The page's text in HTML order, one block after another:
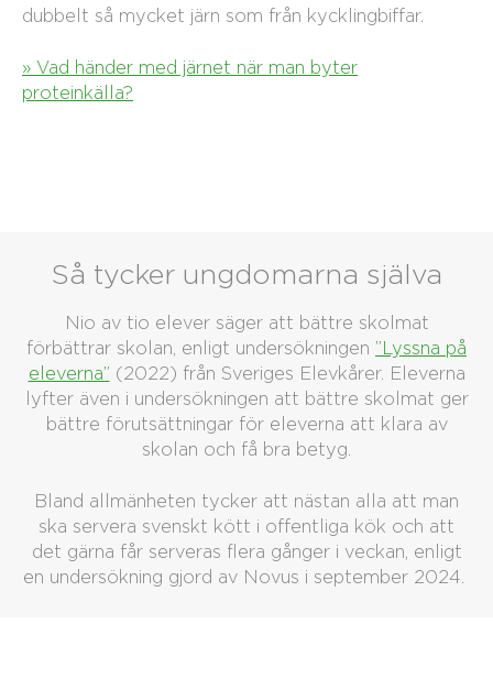
dubbelt så mycket järn som från kycklingbiffar.
» Vad händer med järnet när man byter
proteinkälla?
Så tycker ungdomarna själva
Nio av tio elever säger att bättre skolmat
förbättrar skolan, enligt undersökningen ”Lyssna på
eleverna” (2022) från Sveriges Elevkårer. Eleverna
lyfter även i undersökningen att bättre skolmat ger
bättre förutsättningar för eleverna att klara av
skolan och få bra betyg.
Bland allmänheten tycker att nästan alla att man
ska servera svenskt kött i offentliga kök och att
det gärna får serveras flera gånger i veckan, enligt
en undersökning gjord av Novus i september 2024.